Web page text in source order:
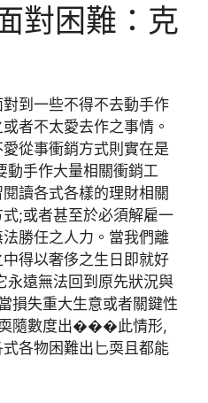
對困難：克
到一些不得不去動手作
者不太愛去作之事情。
從事衝銷方式則實在是
動手作大量相關衝銷工
讀各式各樣的理財相關
;或者甚至於必須解雇一
勝任之人力。當我們離
得以奢侈之生日即就好
永遠無法回到原先狀況與
損失重大生意或者關鍵性
耎隨數度出���此情形,
各物困難出匕耎且都能